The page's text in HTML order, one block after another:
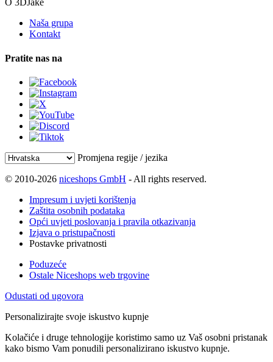
O 3DJake
Naša grupa
Kontakt
Pratite nas na
Promjena regije / jezika
© 2010-2026 niceshops GmbH - All rights reserved.
Impresum i uvjeti korištenja
Zaštita osobnih podataka
Opći uvjeti poslovanja i pravila otkazivanja
Izjava o pristupačnosti
Postavke privatnosti
Poduzeće
Ostale Niceshops web trgovine
Odustati od ugovora
Personalizirajte svoje iskustvo kupnje
Kolačiće i druge tehnologije koristimo samo uz Vaš osobni pristanak
kako bismo Vam ponudili personalizirano iskustvo kupnje.